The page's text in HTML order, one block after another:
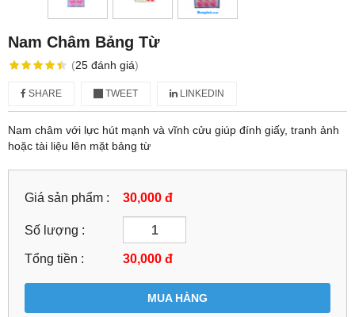
Nam Châm Bảng Từ
(25 đánh giá)
SHARE TWEET LINKEDIN
Nam châm với lực hút mạnh và vĩnh cửu giúp đính giấy, tranh ảnh
hoặc tài liệu lên mặt bảng từ
Giá sản phẩm : 30,000 đ
Số lượng :
Tổng tiền : 30,000 đ
MUA HÀNG